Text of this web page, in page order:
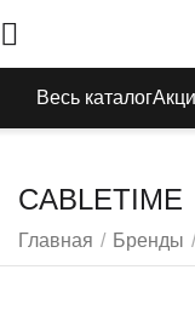
Весь каталог
CABLETIME
Главная / Бренды /